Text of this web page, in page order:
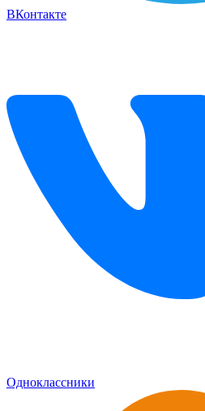
ВКонтакте
Одноклассники